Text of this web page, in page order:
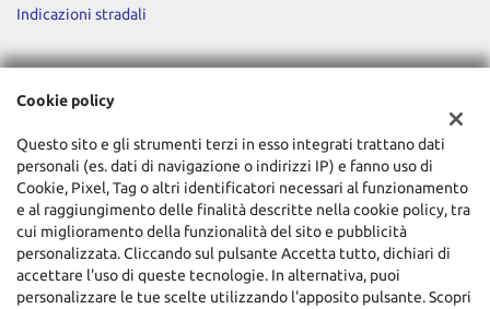
Indicazioni stradali
Dati fiscali:
STAR MOTORS SRL
Via Verona ,1/A Cernusco sul Naviglio (MI)
C.F/P.IVA:11196640962
Registro delle imprese:MI
Cookie policy
Questo sito e gli strumenti terzi in esso integrati trattano dati
personali (es. dati di navigazione o indirizzi IP) e fanno uso di
Cookie, Pixel, Tag o altri identificatori necessari al funzionamento
e al raggiungimento delle finalità descritte nella cookie policy, tra
cui miglioramento della funzionalità del sito e pubblicità
personalizzata. Cliccando sul pulsante Accetta tutto, dichiari di
accettare l'uso di queste tecnologie. In alternativa, puoi
personalizzare le tue scelte utilizzando l'apposito pulsante. Scopri